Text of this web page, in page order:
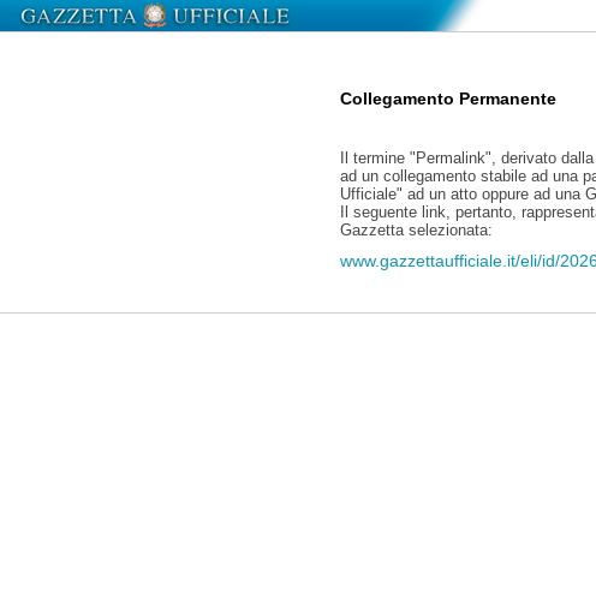
Collegamento Permanente
Il termine "Permalink", derivato
ad un collegamento stabile ad una
Ufficiale" ad un atto oppure ad una
Il seguente link, pertanto,
Gazzetta selezionata:
www.gazzettaufficiale.it/eli/id/